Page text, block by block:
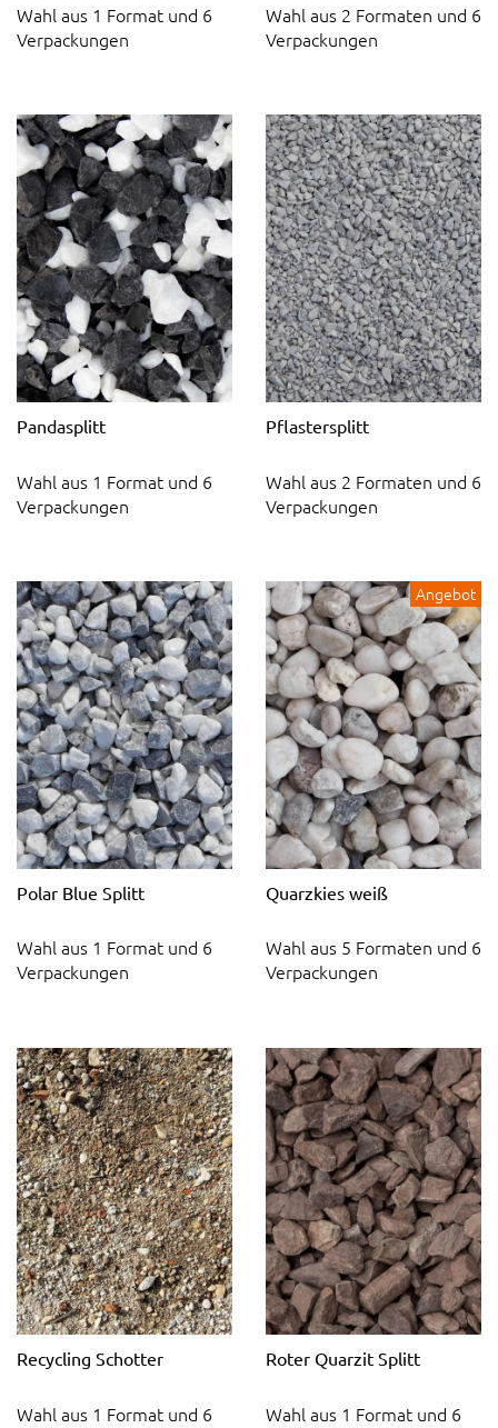
Wahl aus 1 Format und 6
Verpackungen
Wahl aus 2 Formaten und 6
Verpackungen
Pandasplitt
Wahl aus 1 Format und 6
Verpackungen
Pflastersplitt
Wahl aus 2 Formaten und 6
Verpackungen
Polar Blue Splitt
Wahl aus 1 Format und 6
Verpackungen
Angebot
Quarzkies weiß
Wahl aus 5 Formaten und 6
Verpackungen
Recycling Schotter
Wahl aus 1 Format und 6
Roter Quarzit Splitt
Wahl aus 1 Format und 6